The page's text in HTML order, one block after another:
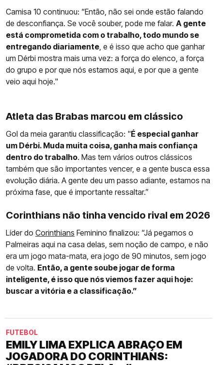
Camisa 10 continuou: “Então, não sei onde estão falando
de desconfiança. Se você souber, pode me falar. A gente
está comprometida com o trabalho, todo mundo se
entregando diariamente, e é isso que acho que ganhar
um Dérbi mostra mais uma vez: a força do elenco, a força
do grupo e por que nós estamos aqui, e por que a gente
veio aqui hoje."
Atleta das Brabas marcou em clássico
Gol da meia garantiu classificação: "É especial ganhar
um Dérbi. Muda muita coisa, ganha mais confiança
dentro do trabalho. Mas tem vários outros clássicos
também que são importantes vencer, e a gente busca essa
evolução diária. A gente deu um passo adiante, estamos na
próxima fase, que é importante ressaltar.”
Corinthians não tinha vencido rival em 2026
Líder do Corinthians Feminino finalizou: “Já pegamos o
Palmeiras aqui na casa delas, sem noção de campo, e não
era um jogo mata-mata, era jogo de 90 minutos, sem jogo
de volta. Então, a gente soube jogar de forma
inteligente, é isso que nós viemos fazer aqui hoje:
buscar a vitória e a classificação.”
FUTEBOL
EMILY LIMA EXPLICA ABRAÇO EM
JOGADORA DO CORINTHIANS: